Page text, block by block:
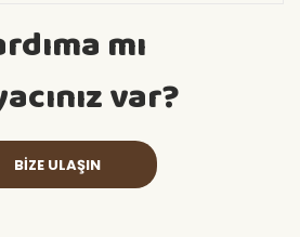
mı
var?
BİZE ULAŞIN